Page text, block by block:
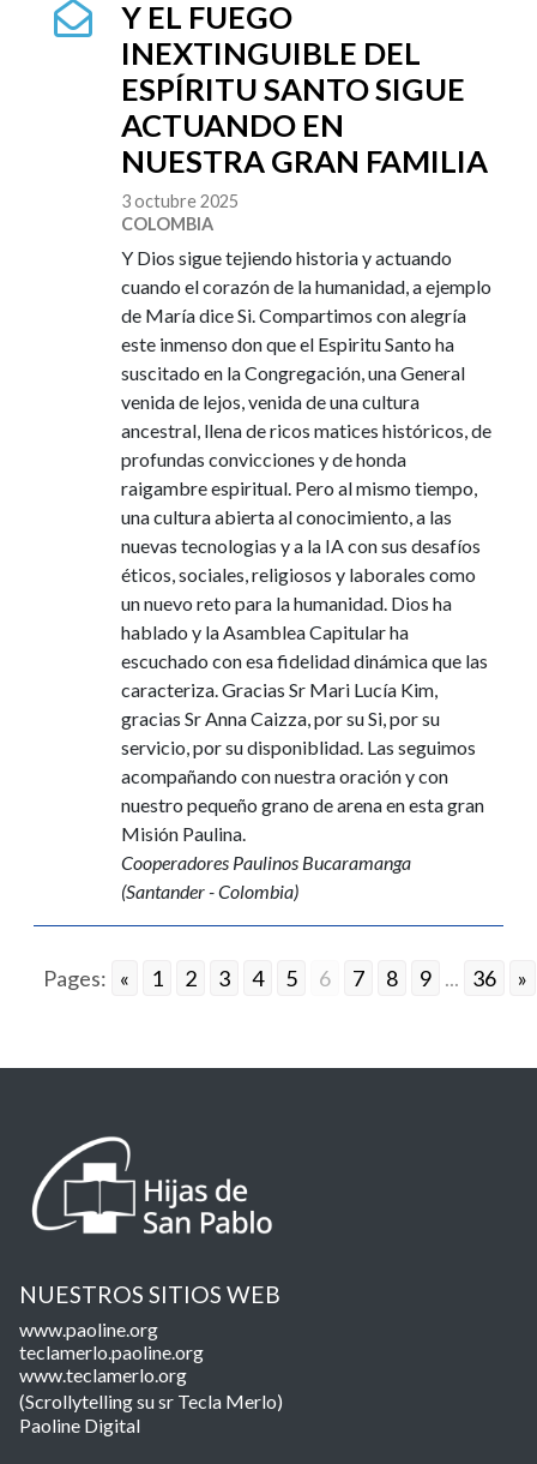
Y EL FUEGO
INEXTINGUIBLE DEL
ESPÍRITU SANTO SIGUE
ACTUANDO EN
NUESTRA GRAN FAMILIA
3 octubre 2025
COLOMBIA
Y Dios sigue tejiendo historia y actuando
cuando el corazón de la humanidad, a ejemplo
de María dice Si. Compartimos con alegría
este inmenso don que el Espiritu Santo ha
suscitado en la Congregación, una General
venida de lejos, venida de una cultura
ancestral, llena de ricos matices históricos, de
profundas convicciones y de honda
raigambre espiritual. Pero al mismo tiempo,
una cultura abierta al conocimiento, a las
nuevas tecnologias y a la IA con sus desafíos
éticos, sociales, religiosos y laborales como
un nuevo reto para la humanidad. Dios ha
hablado y la Asamblea Capitular ha
escuchado con esa fidelidad dinámica que las
caracteriza. Gracias Sr Mari Lucía Kim,
gracias Sr Anna Caizza, por su Si, por su
servicio, por su disponiblidad. Las seguimos
acompañando con nuestra oración y con
nuestro pequeño grano de arena en esta gran
Misión Paulina.
Cooperadores Paulinos Bucaramanga
(Santander - Colombia)
Pages: « 1 2 3 4 5 6 7 8 9 ... 36 »
NUESTROS SITIOS WEB
www.paoline.org
teclamerlo.paoline.org
www.teclamerlo.org
(Scrollytelling su sr Tecla Merlo)
Paoline Digital